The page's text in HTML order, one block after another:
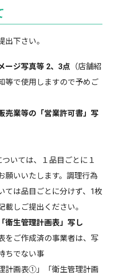
下さい。
ージ写真等 2、3点 （店舗紹
等で使用しますので予めご
業等の「営業許可書」写
いては、１品目ごとに１
願いいたします。調理行為
ては品目ごとに分けず、1枚
しご提出ください。
衛生管理計画表」写し
をご作成済の事業者は、写
ちでない事
計画表①」「衛生管理計画